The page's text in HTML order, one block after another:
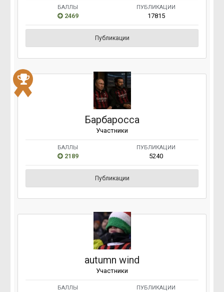
БАЛЛЫ
2469
ПУБЛИКАЦИИ
17815
Публикации
Барбаросса
Участники
БАЛЛЫ
2189
ПУБЛИКАЦИИ
5240
Публикации
autumn wind
Участники
БАЛЛЫ ПУБЛИКАЦИИ